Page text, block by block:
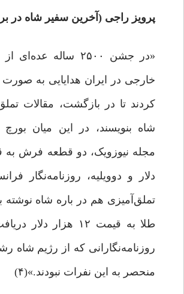
پرویز راجی (آخرین سفیر شاه در
«در جشن ۲۵۰۰ ساله
خارجی در ایران هدایایی به
کردند تا در بازگشت، مقالات
شاه بنویسند، در این میان بورچ
دلار و دوویلیه، روزنامه‌نگار
تملق‌آمیزی هم در باره شاه نوشته
طلا به قیمت ۱۲ هزار
روزنامه‌نگارانی که از رژیم شاه
منحصر به این نفرات نبودند.»(۴)